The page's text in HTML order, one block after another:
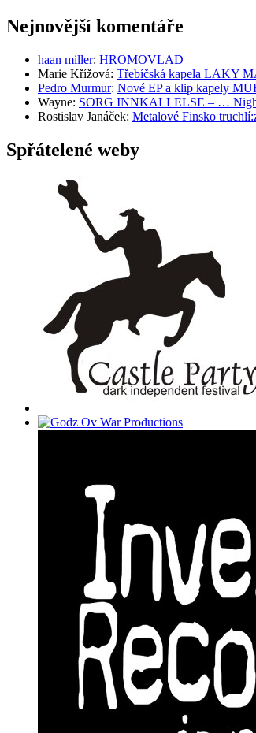
Nejnovější komentáře
haan miller: HROMOVLAD
Marie Křížová: Třebíčská kapela LAKY
Pedro Murmur: Nové EP a klip kapely
Wayne: SORG INNKALLELSE – …
Rostislav Janáček: Metalové Finsko
Spřátelené weby